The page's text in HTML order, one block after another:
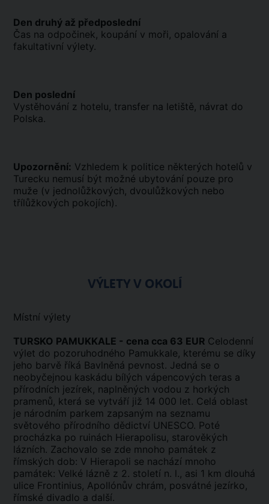
Den druhý až předposlední
Čas na odpočinek, koupání v moři, opalování a
fakultativní výlety.
Den poslední
Vystěhování z hotelu, transfer na letiště, návrat do
Polska.
Upozornění: Vzhledem k politice některých hotelů v
Turecku nemusí být možné ubytování pouze pro
muže (v jednolůžkových, dvoulůžkových nebo
třílůžkových pokojích).
VÝLETY V OKOLÍ
Místní výlety
TURSKO PAMUKKALE - cena cca 63 EUR Celodenní
výlet do pozoruhodného Pamukkale, kterému se díky
jeho barvě říká Bavlněná pevnost. Jedná se o
neobyčejnou kaskádu bílých vápencových teras a
přírodních jezírek, naplněných vodou z horkých
pramenů, která se vytváří již 14 000 let. Celá oblast
je národním parkem zapsaným na seznamu
světového přírodního dědictví UNESCO. Poté
procházka po ruinách Hierapolisu, starověkých
lázních. Zachovalo se zde mnoho památek z
římských dob: V Hierapoli se nachází mnoho
památek: Velké lázně z 2. století n. l., asi 1 km dlouhá
ulice Frontinius, Apollónův chrám, posvátné jezírko,
římské divadlo a další.